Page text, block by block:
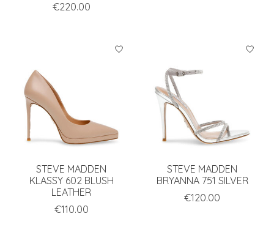
€220.00
STEVE MADDEN
KLASSY 602 BLUSH
LEATHER
€110.00
STEVE MADDEN
BRYANNA 751 SILVER
€120.00